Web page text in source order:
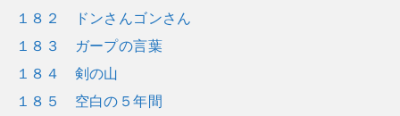
１８２ ドンさんゴンさん
１８３ ガープの言葉
１８４ 剣の山
１８５ 空白の５年間